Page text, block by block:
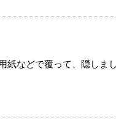
紙などで覆って、隠しま